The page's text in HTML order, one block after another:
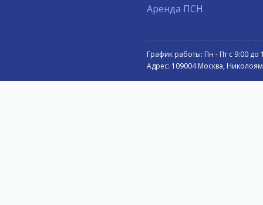
Аренда ПСН
График работы: Пн - Пт с 9:00 до
Адрес: 109004 Москва,